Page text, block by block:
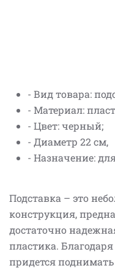
- Вид товара:
- Материал:
- Цвет: черный;
- Диаметр 22 см,
- Назначение:
Подставка – это
конструкция,
достаточно
пластика.
придется